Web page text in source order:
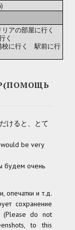
Fan Edition
アの部屋に行く
く
に行く 駅前に行
けると、とて
be very
будем очень
опечатки и т.д.
сохранение
(Please do not
to this